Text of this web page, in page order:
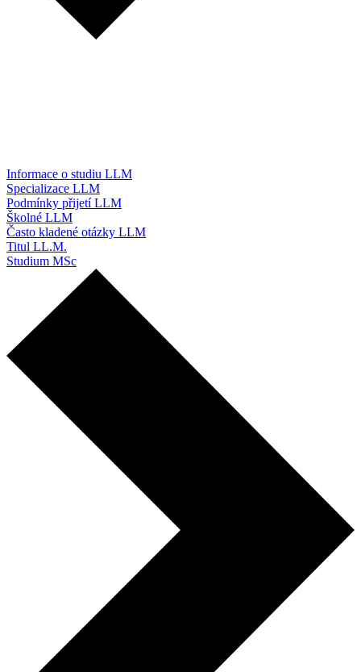
Informace o studiu LLM
Specializace LLM
Podmínky přijetí LLM
Školné LLM
Často kladené otázky LLM
Titul LL.M.
Studium MSc